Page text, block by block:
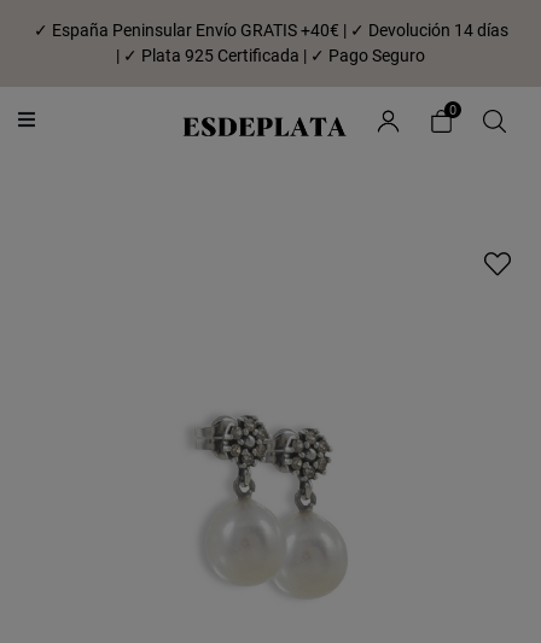
✓ España Peninsular Envío GRATIS +40€ | ✓ Devolución 14 días
| ✓ Plata 925 Certificada | ✓ Pago Seguro
0